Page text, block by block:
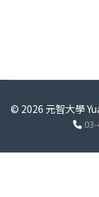
© 2026 元智大學